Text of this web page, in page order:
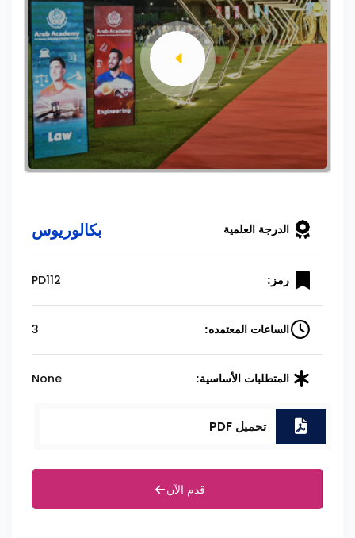
الدرجة العلمية بكالوريوس
رمز: PD112
الساعات المعتمده: 3
المتطلبات الأساسية: None
تحميل PDF
قدم الآن